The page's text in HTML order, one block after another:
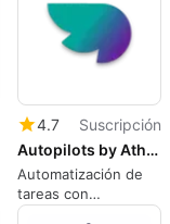
4.7
Suscripción
Autopilots by Athena AI
Automatización de
tareas con
Autopilots by Athena